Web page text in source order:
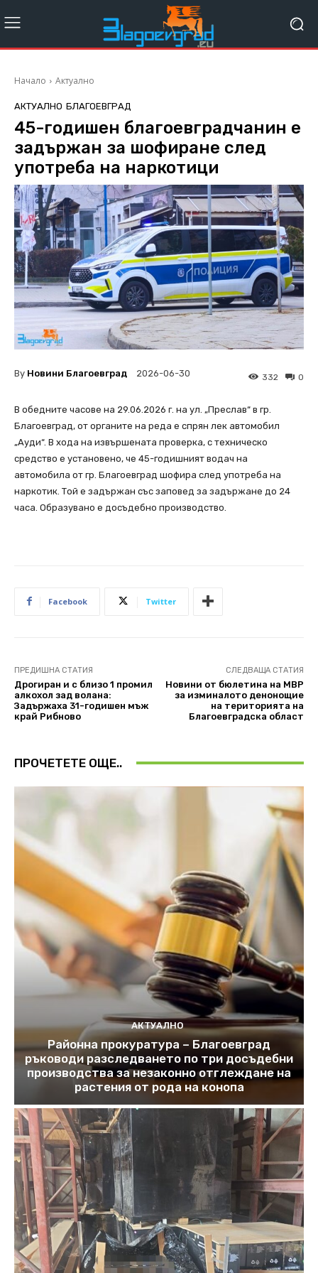
Начало Актуално
АКТУАЛНО БЛАГОЕВГРАД
45-годишен благоевградчанин e
задържан за шофиране след
употреба на наркотици
By Новини Благоевград 2026-06-30 0
332
В обедните часове на 29.06.2026 г. на ул. „Преслав“ в гр.
Благоевград, от органите на реда е спрян лек автомобил
„Ауди“. В хода на извършената проверка, с техническо
средство е установено, че 45-годишният водач на
автомобила от гр. Благоевград шофира след употреба на
наркотик. Той е задържан със заповед за задържане до 24
часа. Образувано е досъдебно производство.
Facebook Twitter
ПРЕДИШНА СТАТИЯ
Дрогиран и с близо 1 промил
алкохол зад волана:
Задържаха 31-годишен мъж
край Рибново
СЛЕДВАЩА СТАТИЯ
Новини от бюлетина на МВР
за изминалото денонощие
на територията на
Благоевградска област
ПРОЧЕТЕТЕ ОЩЕ..
АКТУАЛНО
Районна прокуратура – Благоевград
ръководи разследването по три досъдебни
производства за незаконно отглеждане на
растения от рода на конопа